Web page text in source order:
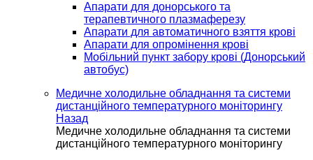
Апарати для донорського та
терапевтичного плазмаферезу
Апарати для автоматичного взяття крові
Апарати для опромінення крові
Мобільний пункт забору крові (Донорський
автобус)
Медичне холодильне обладнання та системи
дистанційного температурного моніторингу
Назад
Медичне холодильне обладнання та системи
дистанційного температурного моніторингу